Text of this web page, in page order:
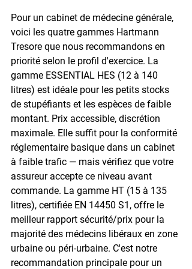
Pour un cabinet de médecine générale,
voici les quatre gammes Hartmann
Tresore que nous recommandons en
priorité selon le profil d'exercice. La
gamme ESSENTIAL HES (12 à 140
litres) est idéale pour les petits stocks
de stupéfiants et les espèces de faible
montant. Prix accessible, discrétion
maximale. Elle suffit pour la conformité
réglementaire basique dans un cabinet
à faible trafic — mais vérifiez que votre
assureur accepte ce niveau avant
commande. La gamme HT (15 à 135
litres), certifiée EN 14450 S1, offre le
meilleur rapport sécurité/prix pour la
majorité des médecins libéraux en zone
urbaine ou péri-urbaine. C'est notre
recommandation principale pour un